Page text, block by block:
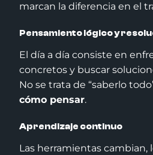
marcan la diferencia en el
Pensamiento lógico y
El día a día consiste en
concretos y buscar
No se trata de “saberlo
cómo pensar.
Aprendizaje continuo
Las herramientas cambian,